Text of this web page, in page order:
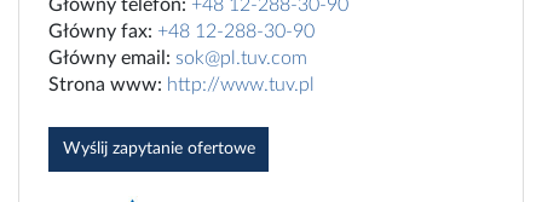
Główny telefon: +48 12-288-30-90
Główny fax: +48 12-288-30-90
Główny email: sok@pl.tuv.com
Strona www: http://www.tuv.pl
Wyślij zapytanie ofertowe